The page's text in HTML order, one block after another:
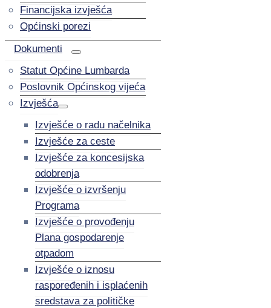
Financijska izvješća
Općinski porezi
Dokumenti
Statut Općine Lumbarda
Poslovnik Općinskog vijeća
Izvješća
Izvješće o radu načelnika
Izvješće za ceste
Izvješće za koncesijska
odobrenja
Izvješće o izvršenju
Programa
Izvješće o provođenju
Plana gospodarenje
otpadom
Izvješće o iznosu
raspoređenih i isplaćenih
sredstava za političke